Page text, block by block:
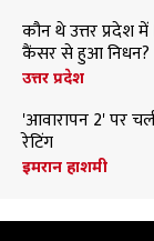
कौन थे उत्तर प्रदेश
कैंसर से हुआ निधन?
उत्तर प्रदेश
'आवारापन 2' पर
रेटिंग
इमरान हाशमी